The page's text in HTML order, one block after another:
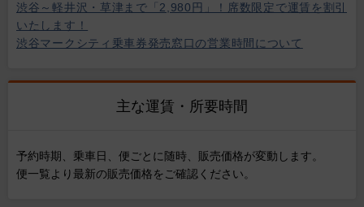
渋谷～軽井沢・草津まで「2,980円」！席数限定で運賃を割引
いたします！
渋谷マークシティ乗車券発売窓口の営業時間について
主な運賃・所要時間
予約時期、乗車日、便ごとに随時、販売価格が変動します。
便一覧より最新の販売価格をご確認ください。